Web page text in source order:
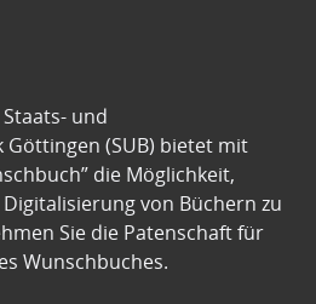
und
(SUB) bietet mit
die Möglichkeit,
von Büchern zu
Sie die Patenschaft für
Wunschbuches.